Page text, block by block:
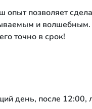
позволяет
и волшебным.
точно в срок!
день, после 12:00,